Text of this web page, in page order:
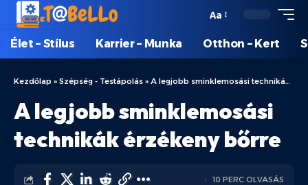
Aa
Élet – Stílus Karrier – Munka Otthon – Kert
Kezdőlap » Szépség - Testápolás » A legjobb sminklemosási technikák érzékeny bőrre
A legjobb sminklemosási
technikák érzékeny bőrre
10 PERC OLVASÁS